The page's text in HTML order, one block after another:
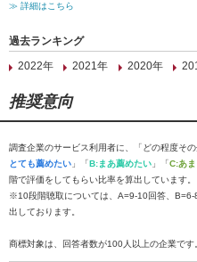
≫ 詳細はこちら
過去ランキング
2022年
2021年 2020年
推奨意向
調査企業のサービス利用者に、「どの程度そ
とても薦めたい 」「B:まあ薦めたい 」「C:あ
階で評価をしてもらい比率を算出しています。
※10段階聴取については、A=9-10回答、
出しております。
商標対象は、回答者数が100人以上の企業です